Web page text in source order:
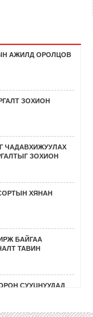
АЖИЛД ОРОЛЦОВ
ЗОХИОН
ЧАДАВХИЖУУЛАХ
ЗОХИОН
ХЯНАН
БАЙГАА
ТАВИН
СУУЦНУУДАД